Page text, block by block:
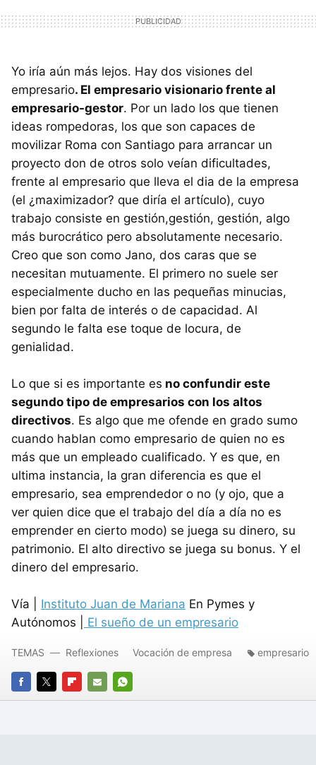
Yo iría aún más lejos. Hay dos visiones del
empresario. El empresario visionario frente al
empresario-gestor. Por un lado los que tienen
ideas rompedoras, los que son capaces de
movilizar Roma con Santiago para arrancar un
proyecto don de otros solo veían dificultades,
frente al empresario que lleva el dia de la empresa
(el ¿maximizador? que diría el artículo), cuyo
trabajo consiste en gestión,gestión, gestión, algo
más burocrático pero absolutamente necesario.
Creo que son como Jano, dos caras que se
necesitan mutuamente. El primero no suele ser
especialmente ducho en las pequeñas minucias,
bien por falta de interés o de capacidad. Al
segundo le falta ese toque de locura, de
genialidad.
Lo que si es importante es no confundir este
segundo tipo de empresarios con los altos
directivos. Es algo que me ofende en grado sumo
cuando hablan como empresario de quien no es
más que un empleado cualificado. Y es que, en
ultima instancia, la gran diferencia es que el
empresario, sea emprendedor o no (y ojo, que a
ver quien dice que el trabajo del día a día no es
emprender en cierto modo) se juega su dinero, su
patrimonio. El alto directivo se juega su bonus. Y el
dinero del empresario.
Vía | Instituto Juan de Mariana En Pymes y
Autónomos |
El sueño de un empresario
FACEBOOK
TWITTERFLIPBOARD
E-
WHATSAPP
TEMAS Reflexiones Vocación de empresa empresario